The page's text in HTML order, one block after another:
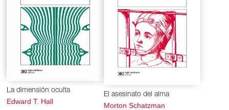
La dimensión oculta
Edward T. Hall
El asesinato del alma
Morton Schatzman